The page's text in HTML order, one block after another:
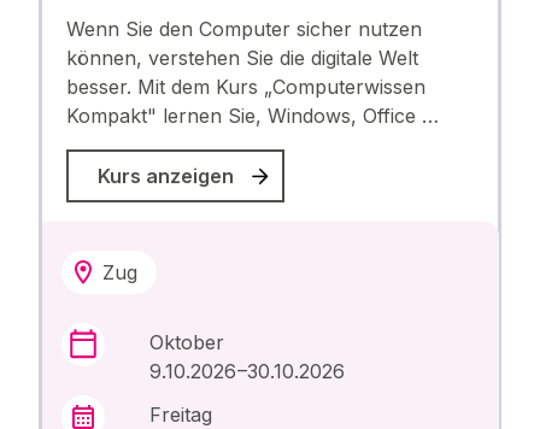
Wenn Sie den Computer sicher nutzen
können, verstehen Sie die digitale Welt
besser. Mit dem Kurs „Computerwissen
Kompakt" lernen Sie, Windows, Office …
Kurs anzeigen
Zug
Oktober
9.10.2026 –30.10.2026
Freitag